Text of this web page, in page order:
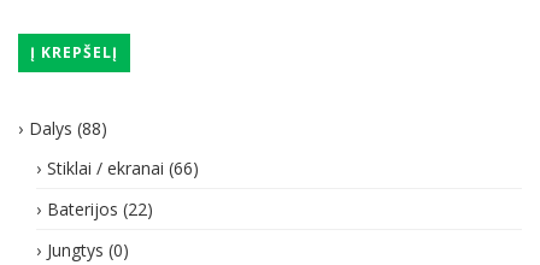
Į KREPŠELĮ
Dalys (88)
Stiklai / ekranai (66)
Baterijos (22)
Jungtys (0)